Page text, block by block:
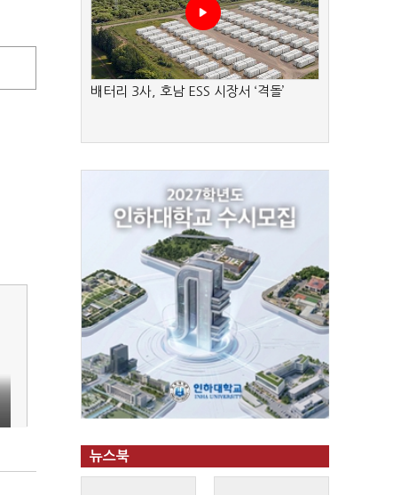
배터리 3사, 호남 ESS 시장서 ‘격돌’
뉴스북